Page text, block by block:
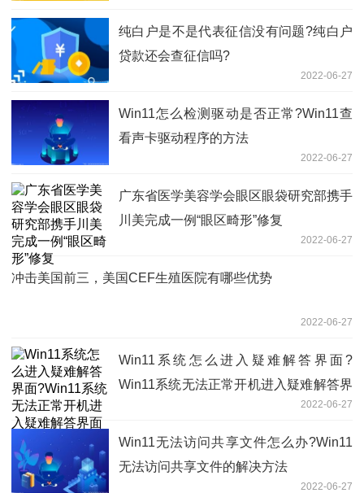
纯白户是不是代表征信没有问题?纯白户
贷款还会查征信吗?
2022-06-27
Win11怎么检测驱动是否正常?Win11查
看声卡驱动程序的方法
2022-06-27
广东省医学美容学会眼区眼袋研究部携手
川美完成一例“眼区畸形”修复
2022-06-27
冲击美国前三，美国CEF生殖医院有哪些优势
2022-06-27
Win11系统怎么进入疑难解答界面?
Win11系统无法正常开机进入疑难解答界
2022-06-27
Win11无法访问共享文件怎么办?Win11
无法访问共享文件的解决方法
2022-06-27